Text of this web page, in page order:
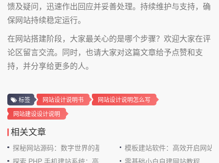
馈及疑问，迅速作出回应并妥善处理。持续维护与支持，确
保网站持续稳定运行。
在网站搭建阶段，大家最关心的是哪个步骤？欢迎大家在评
论区留言交流。同时，也请大家对这篇文章给予点赞和支
持，并分享给更多的人。
标签 网站设计说明书
网站设计说明怎么写
网站建设设计说明
相关文章
探秘网站源码：数字世界的基石
模板建站软件：高效开启网站
探索 PHP 手机建站系统：高效与便捷的完美结合零基础小白自建网站教程